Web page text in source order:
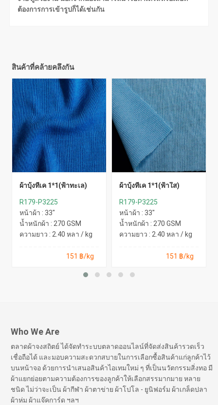
ต้องการการเข้ารูปก็ได้เช่นกัน
สินค้าที่คล้ายคลึงกัน
ผ้าบุ้งทีเค 1*1(ฟ้าทะเล)
R179-P3225
หน้าผ้า : 33"
น้ำหนักผ้า : 270 GSM
ความยาว : 2.40 หลา / kg
151 ฿/kg
ผ้าบุ้งทีเค 1*1(ฟ้าใส)
R179-P3225
หน้าผ้า : 33"
น้ำหนักผ้า : 270 GSM
ความยาว : 2.40 หลา / kg
151 ฿/kg
Who We Are
ตลาดผ้าจงสถิตย์ ได้จัดทำระบบตลาดออนไลน์ที่จัดส่งสินค้ารวดเร็ว
เชื่อถือได้ และมอบความสะดวกสบายในการเลือกซื้อสินค้าแก่ลูกค้าไว้
บนหน้าจอ ด้วยการนำเสนอสินค้าไอเทมใหม่ ๆ ที่เป็นนวัตกรรมสิ่งทอ มี
ผ้าแยกย่อยตามความต้องการของลูกค้าให้เลือกสรรมากมาย หลาย
ชนิด ไม่ว่าจะเป็น ผ้ากีฬา ผ้าตาข่าย ผ้าโปโล - ยูนิฟอร์ม ผ้าเกล็ดปลา
ผ้าห่ม ผ้าแจ๊คการ์ด ฯลฯ